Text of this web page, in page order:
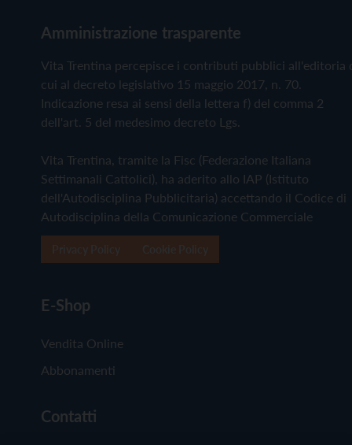
Amministrazione trasparente
Vita Trentina percepisce i contributi pubblici all'editoria
cui al decreto legislativo 15 maggio 2017, n. 70.
Indicazione resa ai sensi della lettera f) del comma 2
dell'art. 5 del medesimo decreto Lgs.
Vita Trentina, tramite la Fisc (Federazione Italiana
Settimanali Cattolici), ha aderito allo IAP (Istituto
dell'Autodisciplina Pubblicitaria) accettando il Codice di
Autodisciplina della Comunicazione Commerciale
E-Shop
Vendita Online
Abbonamenti
Contatti